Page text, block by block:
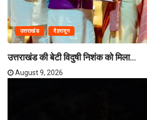
उत्तराखंड देहरादून
उत्तराखंड की बेटी विदुषी निशंक को मिला...
August 9, 2026